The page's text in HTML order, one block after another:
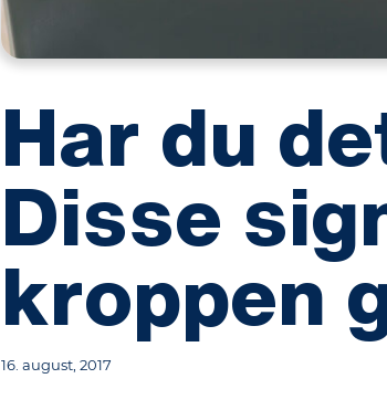
Har du
Disse
kroppen
16. august, 2017